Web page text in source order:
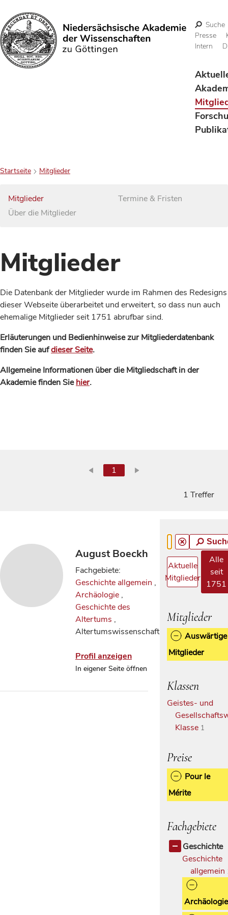
Suchen
Suche
Presse
Intern
Startseite Mitglieder
Mitglieder
Über die Mitglieder
Termine & Fristen
Mitglieder
Die Datenbank der Mitglieder wurde im Rahmen des Redesigns
dieser Webseite überarbeitet und erweitert, so dass nun auch
ehemalige Mitglieder seit 1751 abrufbar sind.
Erläuterungen und Bedienhinweise zur Mitgliederdatenbank
finden Sie aufdieser Seite.
Allgemeine Informationen über die Mitgliedschaft in der
Akademie finden Siehier.
1
1 Treffer
August Boeckh
Fachgebiete:
Geschichte allgemein ,
Archäologie ,
Geschichte des
Altertums ,
Altertumswissenschaft
Profil anzeigen
In eigener Seite öffnen
Aktuelle
Mitglieder
Alle
seit
1751
Mitglieder
Auswärtige
Mitglieder
Klassen
Geistes- und
Klasse 1
Preise
Pour le
Mérite
Fachgebiete
Geschichte
Geschichte
allgemein
Archäologie